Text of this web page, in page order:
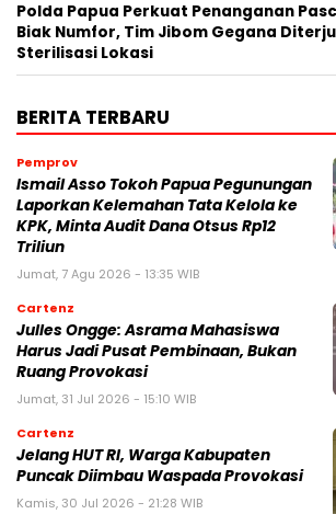
Polda Papua Perkuat Penanganan
Biak Numfor, Tim Jibom Gegana
Sterilisasi Lokasi
BERITA TERBARU
Pemprov
Ismail Asso Tokoh Papua Pegunungan
Laporkan Kelemahan Tata Kelola ke
KPK, Minta Audit Dana Otsus Rp12
Triliun
Jumat, 7 Agu 2026 - 13:35 WIB
Cartenz
Julles Ongge: Asrama Mahasiswa
Harus Jadi Pusat Pembinaan, Bukan
Ruang Provokasi
Jumat, 31 Jul 2026 - 15:10 WIB
Cartenz
Jelang HUT RI, Warga Kabupaten
Puncak Diimbau Waspada Provokasi
Kamis, 30 Jul 2026 - 21:28 WIB